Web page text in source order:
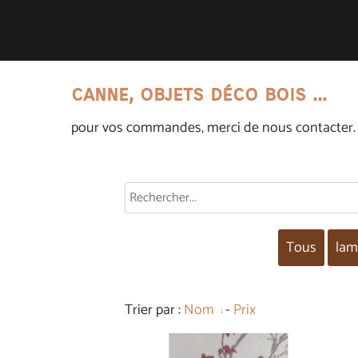
canne, objets déco bois ...
pour vos commandes, merci de nous contacter.
Tous
Trier par :Nom - Prix